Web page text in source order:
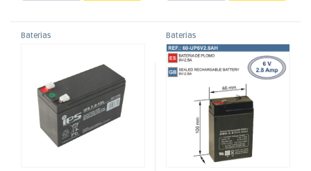
Baterias
Baterias
,
Baterias Ácidas
Energia
Bateria Ácida 6V 2,8Ah
(66x100x33mm)